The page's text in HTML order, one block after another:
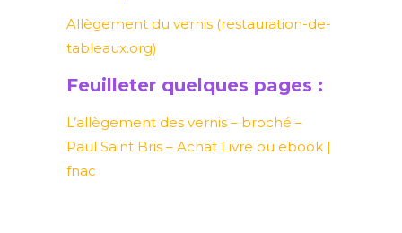
Allègement du vernis (restauration-de-
tableaux.org)
Feuilleter quelques pages :
L’allègement des vernis – broché –
Paul Saint Bris – Achat Livre ou ebook |
fnac